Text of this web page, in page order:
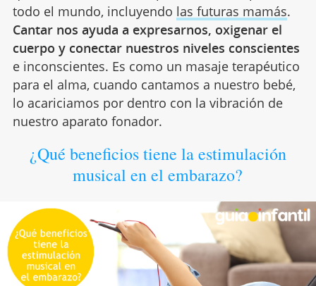
todo el mundo, incluyendo las futuras mamás.
Cantar nos ayuda a expresarnos, oxigenar el
cuerpo y conectar nuestros niveles conscientes
e inconscientes. Es como un masaje terapéutico
para el alma, cuando cantamos a nuestro bebé,
lo acariciamos por dentro con la vibración de
nuestro aparato fonador.
¿Qué beneficios tiene la estimulación
musical en el embarazo?